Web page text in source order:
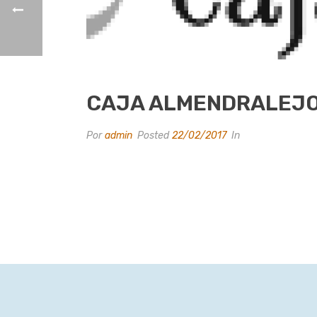
CAJA
Poradmin Posted22/02/2017 In